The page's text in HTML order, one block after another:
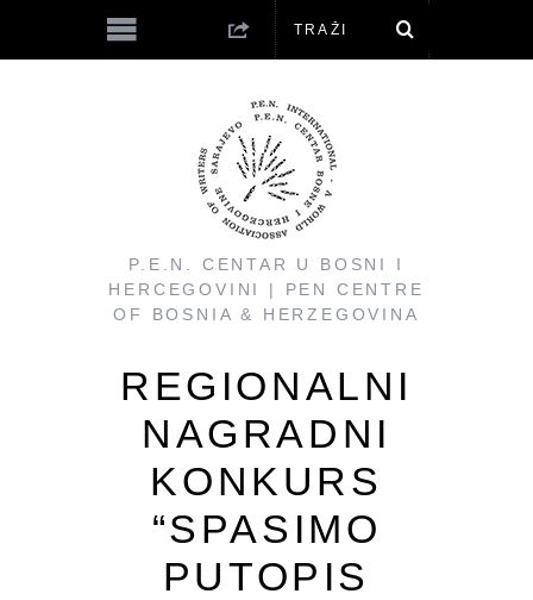
P.E.N. CENTAR U BOSNI I
HERCEGOVINI | PEN CENTRE
OF BOSNIA & HERZEGOVINA
REGIONALNI
NAGRADNI
KONKURS
“SPASIMO
PUTOPIS